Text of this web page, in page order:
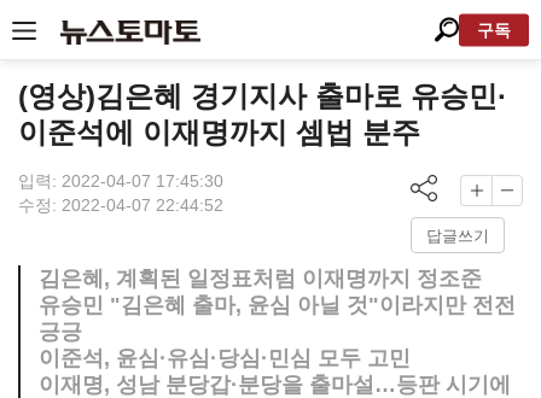
구독
(영상)김은혜 경기지사 출마로 유승민·
이준석에 이재명까지 셈법 분주
입력: 2022-04-07 17:45:30
수정: 2022-04-07 22:44:52
답글쓰기
김은혜, 계획된 일정표처럼 이재명까지 정조준
유승민 "김은혜 출마, 윤심 아닐 것"이라지만 전전
긍긍
이준석, 윤심·유심·당심·민심 모두 고민
이재명, 성남 분당갑·분당을 출마설…등판 시기에